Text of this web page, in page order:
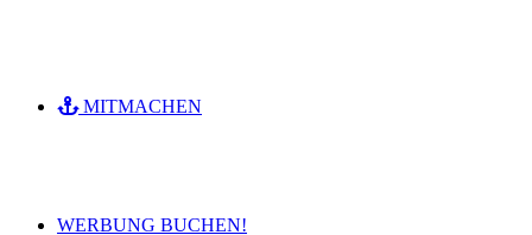
MITMACHEN
WERBUNG BUCHEN!